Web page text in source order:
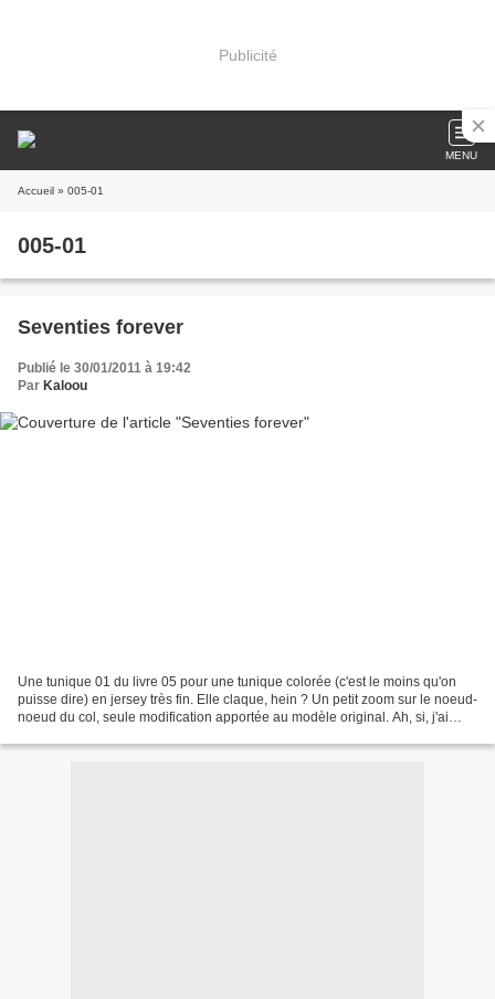
Publicité
MENU
Accueil » 005-01
005-01
Seventies forever
Publié le 30/01/2011 à 19:42
Par Kaloou
Une tunique 01 du livre 05 pour une tunique colorée (c'est le moins qu'on
puisse dire) en jersey très fin. Elle claque, hein ? Un petit zoom sur le noeud-
noeud du col, seule modification apportée au modèle original. Ah, si, j'ai